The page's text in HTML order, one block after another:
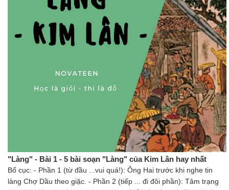
"Làng" - Bài 1 - 5 bài soạn "Làng" của Kim Lân hay nhất
Bố cục: - Phần 1 (từ đầu ...vui quá!): Ông Hai trước khi nghe tin
làng Chợ Dầu theo giặc. - Phần 2 (tiếp ... đi đôi phần): Tâm trạng